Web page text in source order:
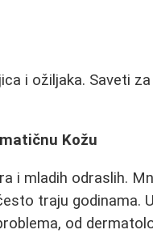
i ožiljaka. Saveti
Kožu
i mladih odraslih.
traju godinama.
od